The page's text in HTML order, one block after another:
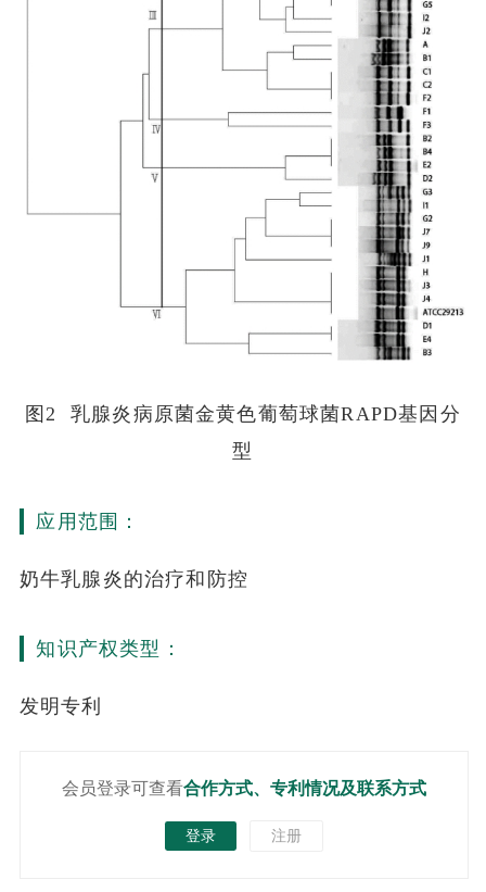
图2 乳腺炎病原菌金黄色葡萄球菌RAPD基因分
型
应用范围：
奶牛乳腺炎的治疗和防控
知识产权类型：
发明专利
会员登录可查看合作方式、专利情况及联系方式
登录 注册